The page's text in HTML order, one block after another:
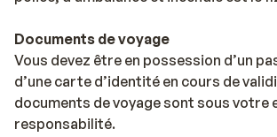
Documents de voyage
Vous devez être en possession d’un
d’une carte d’identité en cours de
documents de voyage sont sous votre
responsabilité.